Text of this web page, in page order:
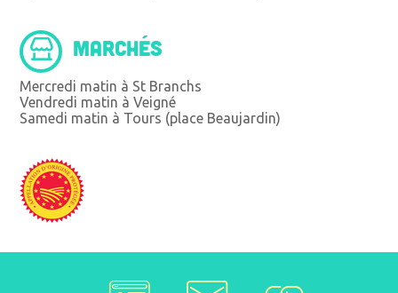
MARCHÉS
Mercredi matin à St Branchs
Vendredi matin à Veigné
Samedi matin à Tours (place Beaujardin)